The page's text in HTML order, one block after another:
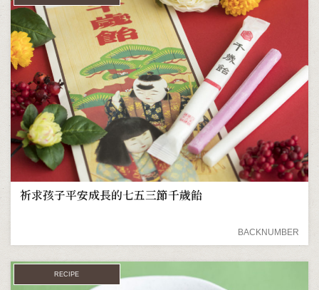
祈求孩子平安成長的七五三節千歲飴
BACKNUMBER
RECIPE